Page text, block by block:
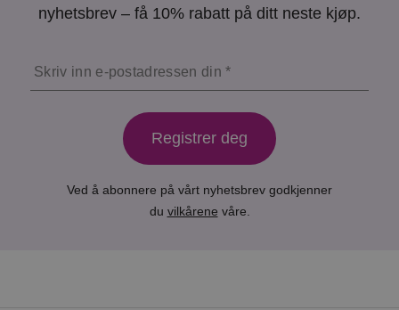
nyhetsbrev – få 10% rabatt på ditt neste kjøp.
Skriv inn e-postadressen din
Registrer deg
Ved å abonnere på vårt nyhetsbrev godkjenner
du vilkårene våre.